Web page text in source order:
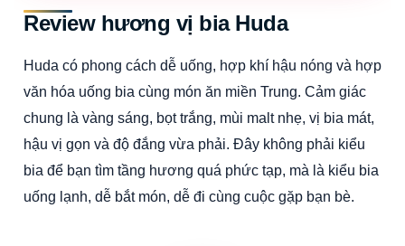
Review hương vị bia Huda
Huda có phong cách dễ uống, hợp khí hậu nóng và hợp
văn hóa uống bia cùng món ăn miền Trung. Cảm giác
chung là vàng sáng, bọt trắng, mùi malt nhẹ, vị bia mát,
hậu vị gọn và độ đắng vừa phải. Đây không phải kiểu
bia để bạn tìm tầng hương quá phức tạp, mà là kiểu bia
uống lạnh, dễ bắt món, dễ đi cùng cuộc gặp bạn bè.